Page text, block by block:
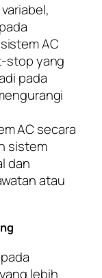
AC
stop yang
pada
AC secara
sistem
dan
atau
lebih